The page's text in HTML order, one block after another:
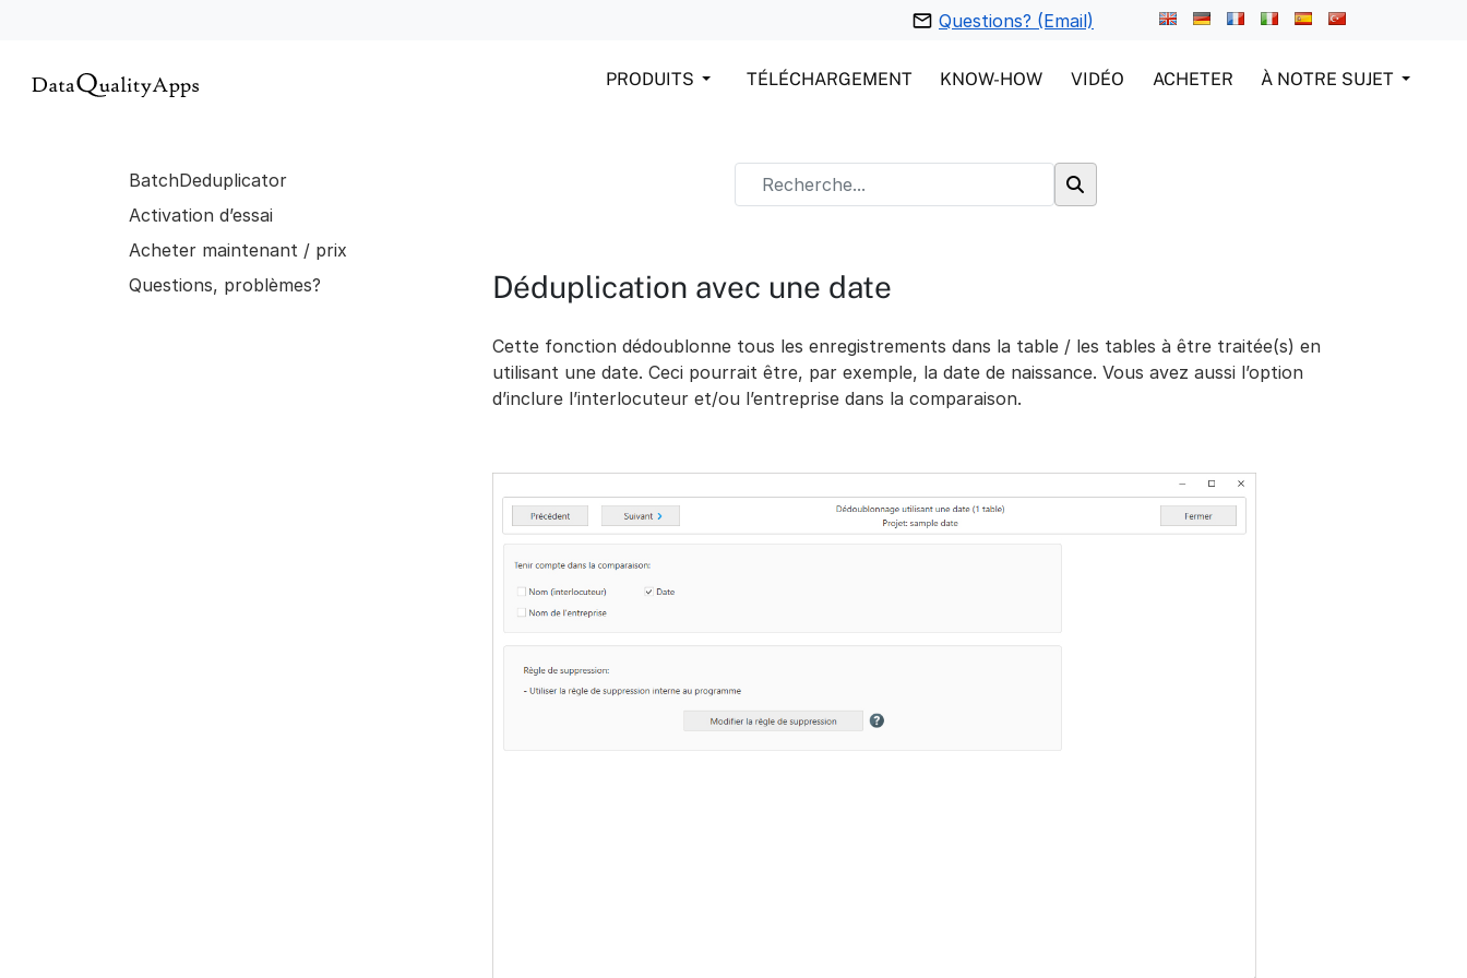
Questions? (Email)
PRODUITS TÉLÉCHARGEMENT KNOW-HOW VIDÉO ACHETER À NOTRE SUJET
BatchDeduplicator
Activation d’essai
Acheter maintenant / prix
Questions, problèmes?
Déduplication avec une date
Cette fonction dédoublonne tous les enregistrements dans la table / les tables à être traitée(s) en
utilisant une date. Ceci pourrait être, par exemple, la date de naissance. Vous avez aussi l’option
d’inclure l’interlocuteur et/ou l’entreprise dans la comparaison.